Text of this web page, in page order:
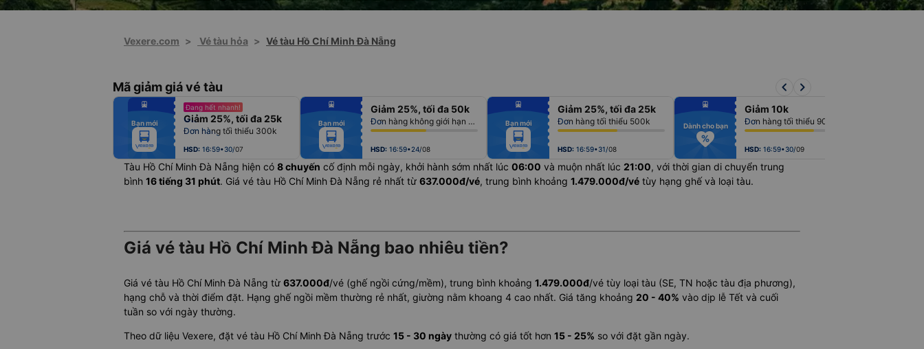
Vexere.com > Vé tàu hỏa > Vé tàu Hồ Chí Minh Đà Nẵng
Mã giảm giá vé tàu keyboard_arrow_left keyboard_arrow_right
fiber_manual_record
fiber_manual_record
fiber_manual_record
fiber_manual_record
fiber_manual_record
fiber_manual_record
fiber_manual_record
Bạn mới
Đang hết nhanh!
Giảm 25%, tối đa 25k
Đơn hàng tối thiểu 300k
HSD: 16:59•30/07
fiber_manual_record
fiber_manual_record
fiber_manual_record
fiber_manual_record
fiber_manual_record
fiber_manual_record
fiber_manual_record
Bạn mới
Giảm 25%, tối đa 50k
Đơn hàng không giới hạn số lượng vé
HSD: 16:59•24/08
fiber_manual_record
fiber_manual_record
fiber_manual_record
fiber_manual_record
fiber_manual_record
fiber_manual_record
fiber_manual_record
Bạn mới
Giảm 25%, tối đa 25k
Đơn hàng tối thiểu 500k
HSD: 16:59•31/08
fiber_manual_record
fiber_manual_record
fiber_manual_record
fiber_manual_record
fiber_manual_record
fiber_manual_record
fiber_manual_record
Dành cho bạn
Giảm 10k
Đơn hàng tối thiểu 900k
HSD: 16:59•30/09
Tàu Hồ Chí Minh Đà Nẵng hiện có 8 chuyến cố định mỗi ngày, khởi hành sớm nhất lúc 06:00 và muộn nhất lúc 21:00, với thời gian di chuyển trung
bình 16 tiếng 31 phút. Giá vé tàu Hồ Chí Minh Đà Nẵng rẻ nhất từ 637.000đ/vé, trung bình khoảng 1.479.000đ/vé tùy hạng ghế và loại tàu.
Giá vé tàu Hồ Chí Minh Đà Nẵng bao nhiêu tiền?
Giá vé tàu Hồ Chí Minh Đà Nẵng từ 637.000đ/vé (ghế ngồi cứng/mềm), trung bình khoảng 1.479.000đ/vé tùy loại tàu (SE, TN hoặc tàu địa phương),
hạng chỗ và thời điểm đặt. Hạng ghế ngồi mềm thường rẻ nhất, giường nằm khoang 4 cao nhất. Giá tăng khoảng 20 - 40% vào dịp lễ Tết và cuối
tuần so với ngày thường.
Theo dữ liệu Vexere, đặt vé tàu Hồ Chí Minh Đà Nẵng trước 15 - 30 ngày thường có giá tốt hơn 15 - 25% so với đặt gần ngày.